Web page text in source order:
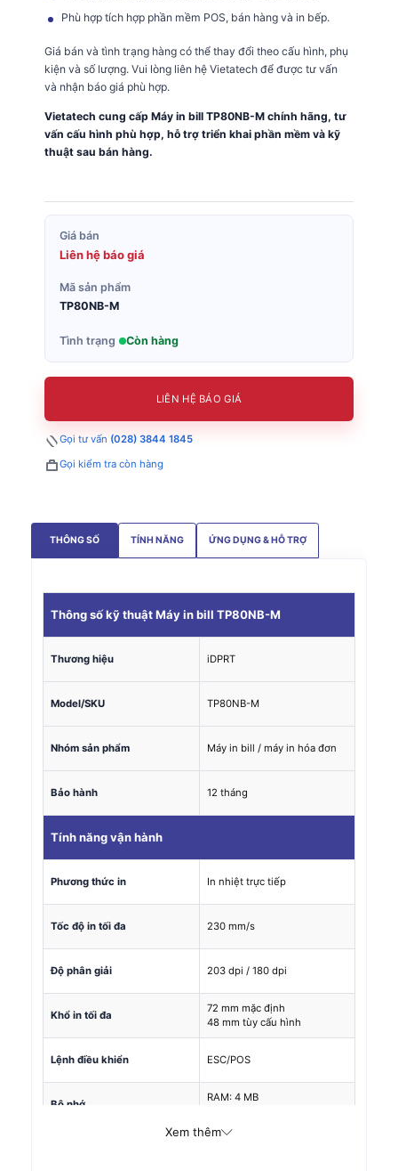
Phù hợp tích hợp phần mềm POS, bán hàng và in bếp.
Giá bán và tình trạng hàng có thể thay đổi theo cấu hình, phụ
kiện và số lượng. Vui lòng liên hệ Vietatech để được tư vấn
và nhận báo giá phù hợp.
Vietatech cung cấp Máy in bill TP80NB-M chính hãng, tư
vấn cấu hình phù hợp, hỗ trợ triển khai phần mềm và kỹ
thuật sau bán hàng.
Giá bán
Liên hệ báo giá
Mã sản phẩm
TP80NB-M
Tình trạng Còn hàng
LIÊN HỆ BÁO GIÁ
Gọi tư vấn (028) 3844 1845
Gọi kiểm tra còn hàng
THÔNG SỐ TÍNH NĂNG ỨNG DỤNG & HỖ TRỢ
Thông số kỹ thuật Máy in bill TP80NB-M
Thương hiệu iDPRT
Model/SKU TP80NB-M
Nhóm sản phẩm Máy in bill / máy in hóa đơn
Bảo hành 12 tháng
Tính năng vận hành
Phương thức in In nhiệt trực tiếp
Tốc độ in tối đa 230 mm/s
Độ phân giải 203 dpi / 180 dpi
Khổ in tối đa
72 mm mặc định
48 mm tùy cấu hình
Lệnh điều khiển ESC/POS
Bộ nhớ
RAM: 4 MB
Xem thêm